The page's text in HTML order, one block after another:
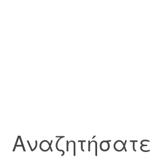
Αναζητήσατε